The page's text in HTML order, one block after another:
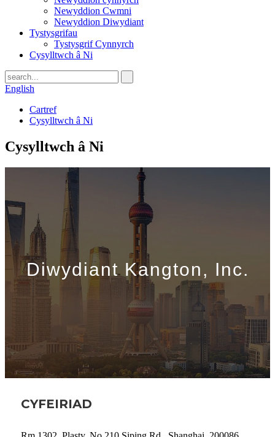
Newyddion Cwmni
Newyddion Diwydiant
Tystysgrifau
Tystysgrif Cynnyrch
Cysylltwch â Ni
English
Cartref
Cysylltwch â Ni
Cysylltwch â Ni
Diwydiant Kangton, Inc.
CYFEIRIAD